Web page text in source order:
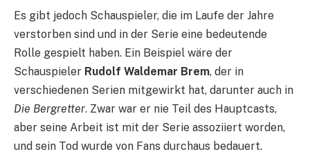
Es gibt jedoch Schauspieler, die im Laufe der Jahre
verstorben sind und in der Serie eine bedeutende
Rolle gespielt haben. Ein Beispiel wäre der
Schauspieler Rudolf Waldemar Brem, der in
verschiedenen Serien mitgewirkt hat, darunter auch in
Die Bergretter. Zwar war er nie Teil des Hauptcasts,
aber seine Arbeit ist mit der Serie assoziiert worden,
und sein Tod wurde von Fans durchaus bedauert.